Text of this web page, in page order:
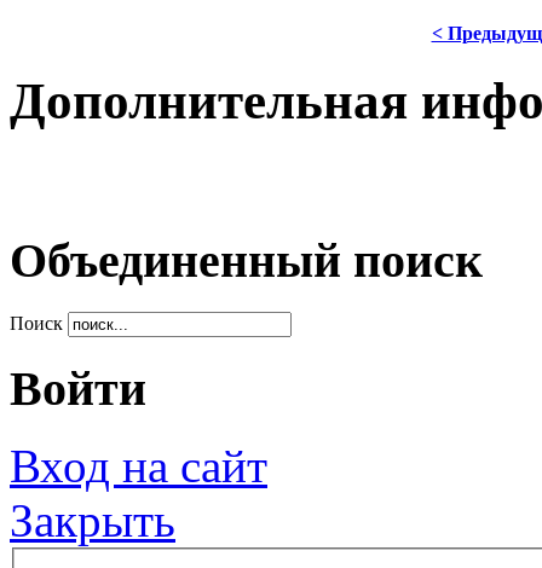
<
Дополнительная
Объединенный поиск
Поиск
Войти
Вход на сайт
Закрыть